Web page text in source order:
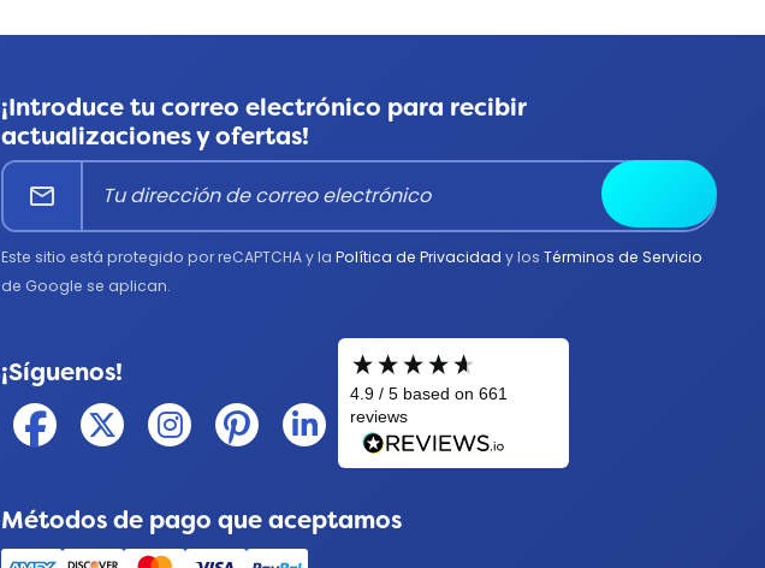
¡Introduce tu correo electrónico para recibir
actualizaciones y ofertas!
mail
Este sitio está protegido por reCAPTCHA y laPolítica de Privacidad y losTérminos de Servicio
de Google se aplican.
¡Síguenos!
Métodos de pago que aceptamos